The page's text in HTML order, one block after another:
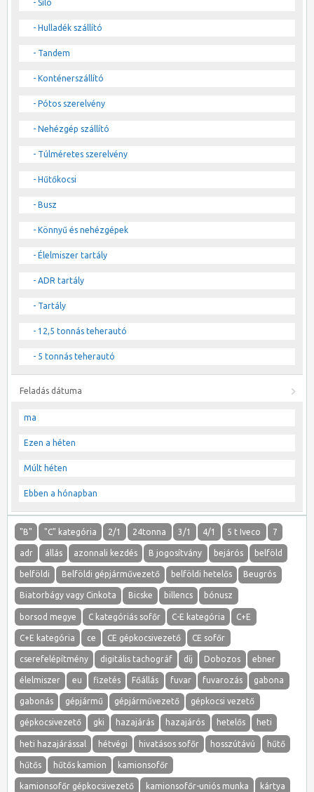
- Silo
- Hulladék szállító
- Tandem
- Konténerszállító
- Pótos szerelvény
- Nehézgép szállító
- Túlméretes szerelvény
- Hűtőkocsi
- Busz
- Könnyű és nehézgépek
- Élelmiszer tartály
- ADR tartály
- Tartály
- 12,5 tonnás teherautó
- 5 tonnás teherautó
Feladás dátuma
ma
Ezen a héten
Múlt héten
Ebben a hónapban
"B" "C" kategória 2/1 24tonna 3/1 4/1 5 t Iveco 7
adr állás azonnali kezdés B jogosítvány bejárós belföld
belföldi Belföldi gépjárművezető belföldi hetelős Beugrós
Biatorbágy vagy Cinkota Bicske billencs bónusz
borsod megye C kategóriás sofőr C-E kategória C+E
C+E kategória ce CE gépkocsivezető CE sofőr
cserefelépítmény digitális tachográf díj Dobozos ebner
élelmiszer eu fizetés Főállás fuvar fuvarozás gabona
gabonás gépjármű gépjárművezető gépkocsi vezető
gépkocsivezető gki hazajárás hazajárós hetelős heti
heti hazajárással hétvégi hivatásos sofőr hosszútávú hűtő
hűtős hűtős kamion kamionsofőr
kamionsofőr gépkocsivezető kamionsofőr-uniós munka kártya